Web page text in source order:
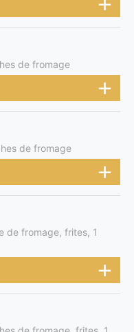
de fromage
de fromage
de fromage, frites, 1